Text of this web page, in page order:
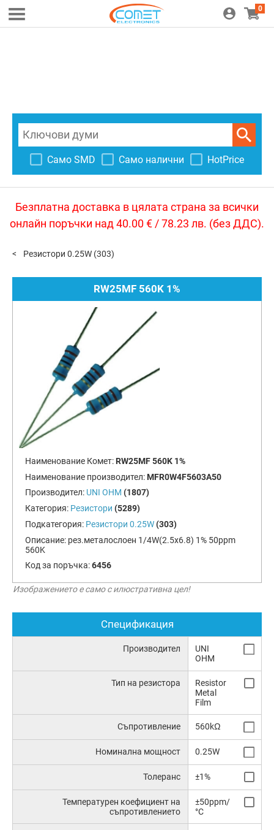
0
Само SMD Само налични HotPrice
Безплатна доставка в цялата страна за всички
онлайн поръчки над 40.00 € / 78.23 лв. (без ДДС).
Резистори 0.25W (303)
RW25MF 560K 1%
Наименование Комет: RW25MF 560K 1%
Наименование производител: MFR0W4F5603A50
Производител: UNI OHM (1807)
Категория: Резистори (5289)
Подкатегория: Резистори 0.25W (303)
Описание: рез.металослоен 1/4W(2.5x6.8) 1% 50ppm
560K
Код за поръчка:6456
Изображението е само с илюстративна цел!
Спецификация
Производител
UNI
OHM
Тип на резистора
Resistor
Metal
Film
Съпротивление 560kΩ
Номинална мощност 0.25W
Толеранс ±1%
Температурен коефициент на
съпротивлението
±50ppm/
°C